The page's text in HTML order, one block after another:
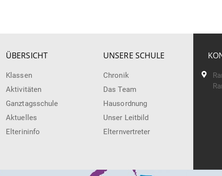
ÜBERSICHT
Klassen
Aktivitäten
Ganztagsschule
Aktuelles
Elterininfo
UNSERE SCHULE
Chronik
Das Team
Hausordnung
Unser Leitbild
Elternvertreter